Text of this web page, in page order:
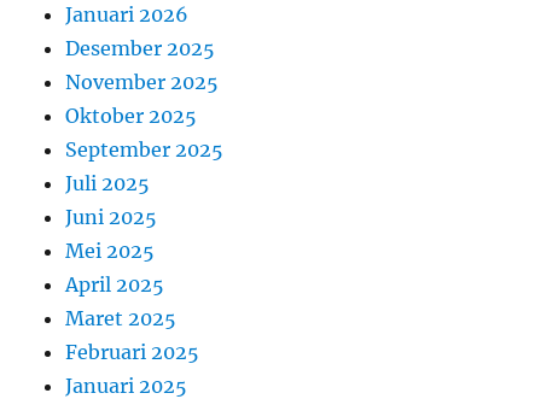
Januari 2026
Desember 2025
November 2025
Oktober 2025
September 2025
Juli 2025
Juni 2025
Mei 2025
April 2025
Maret 2025
Februari 2025
Januari 2025